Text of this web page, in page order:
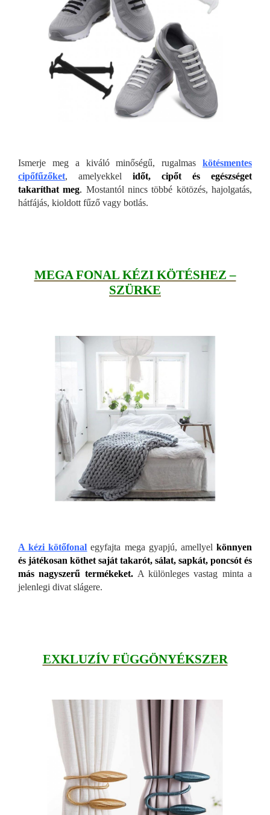
Ismerje meg a kiváló minőségű, rugalmas kötésmentes
cipőfűzőket, amelyekkel időt, cipőt és egészséget
takaríthat meg. Mostantól nincs többé kötözés, hajolgatás,
hátfájás, kioldott fűző vagy botlás.
MEGA FONAL KÉZI KÖTÉSHEZ –
SZÜRKE
A kézi kötőfonal egyfajta mega gyapjú, amellyelkönnyen
és játékosan köthet saját takarót, sálat, sapkát, poncsót és
más nagyszerű termékeket. A különleges vastag minta a
jelenlegi divat slágere.
EXKLUZÍV FÜGGÖNYÉKSZER